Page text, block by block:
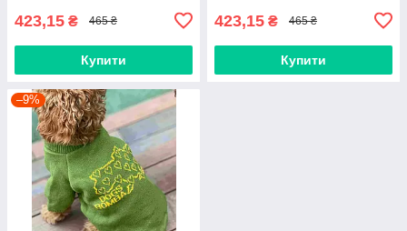
423,15 ₴ 465 ₴
Купити
423,15 ₴ 465 ₴
Купити
–9%